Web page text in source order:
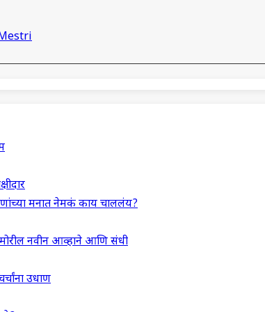
मनात नेमकं काय चाललंय?
नवीन आव्हाने आणि संधी
उधाण